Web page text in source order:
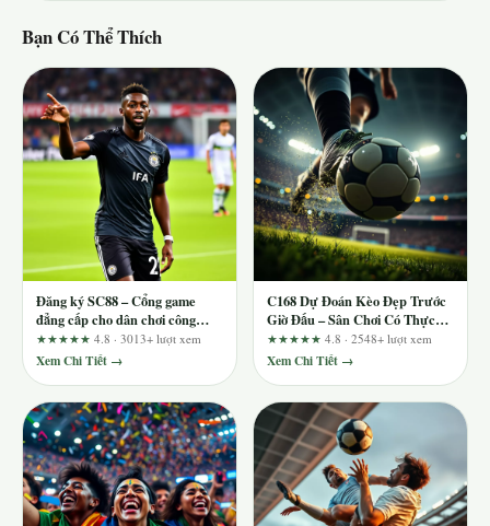
Bạn Có Thể Thích
Đăng ký SC88 – Cổng game
đẳng cấp cho dân chơi công
nghệ
★★★★★ 4.8 · 3013+ lượt xem
Xem Chi Tiết →
C168 Dự Đoán Kèo Đẹp Trước
Giờ Đấu – Sân Chơi Có Thực
Sự Uy Tín?
★★★★★ 4.8 · 2548+ lượt xem
Xem Chi Tiết →